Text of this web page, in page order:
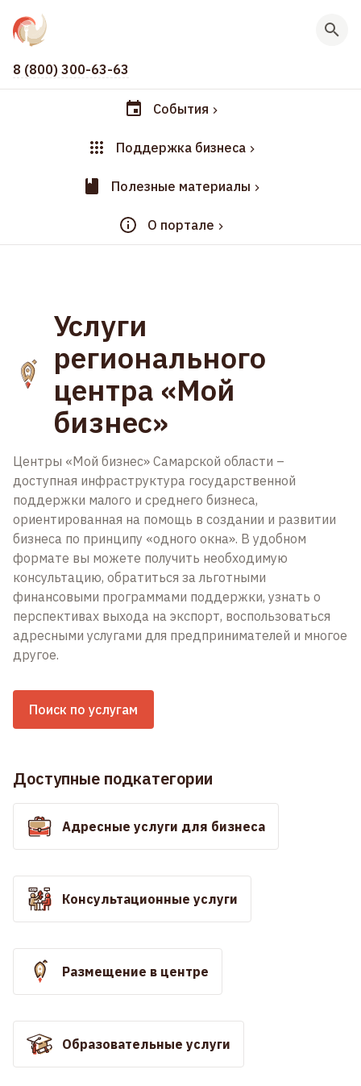
8 (800) 300-63-63
События
Поддержка бизнеса
Полезные материалы
О портале
Услуги
регионального
центра «Мой
бизнес»
Центры «Мой бизнес» Самарской области –
доступная инфраструктура государственной
поддержки малого и среднего бизнеса,
ориентированная на помощь в создании и развитии
бизнеса по принципу «одного окна». В удобном
формате вы можете получить необходимую
консультацию, обратиться за льготными
финансовыми программами поддержки, узнать о
перспективах выхода на экспорт, воспользоваться
адресными услугами для предпринимателей и многое
другое.
Поиск по услугам
Доступные подкатегории
Адресные услуги для бизнеса
Консультационные услуги
Размещение в центре
Образовательные услуги